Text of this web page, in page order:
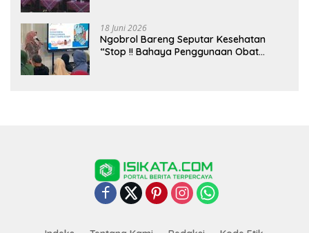
18 Juni 2026
Ngobrol Bareng Seputar Kesehatan
“Stop !! Bahaya Penggunaan Obat